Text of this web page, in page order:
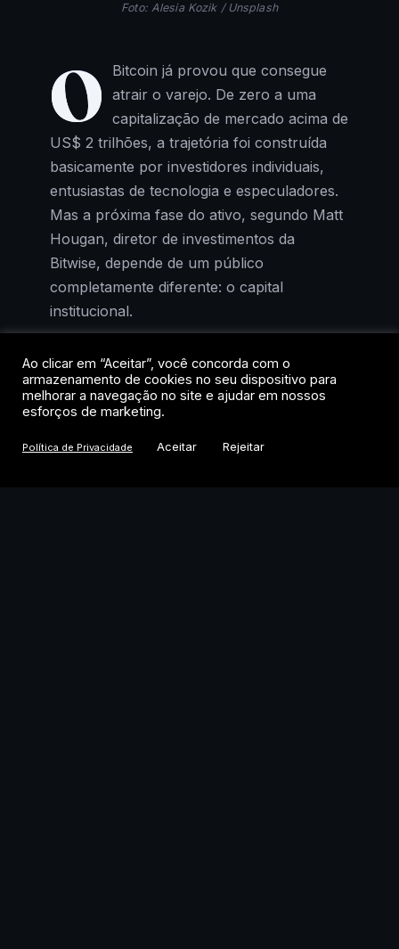
Foto: Alesia Kozik / Unsplash
O
Bitcoin já provou que consegue
atrair o varejo. De zero a uma
capitalização de mercado acima de
US$ 2 trilhões, a trajetória foi construída
basicamente por investidores individuais,
entusiastas de tecnologia e especuladores.
Mas a próxima fase do ativo, segundo Matt
Hougan, diretor de investimentos da
Bitwise, depende de um público
completamente diferente: o capital
institucional.
Em entrevista recente, Hougan afirmou que
trilhões de dólares devem migrar para o
Bitcoin ao longo da próxima década, à
offices, fundos de pensão, seguradoras e
Ao clicar em “Aceitar”, você concorda com o
armazenamento de cookies no seu dispositivo para
melhorar a navegação no site e ajudar em nossos
esforços de marketing.
Política de Privacidade Aceitar Rejeitar